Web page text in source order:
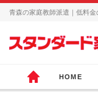
青森の家庭教師派遣｜低料
HOME